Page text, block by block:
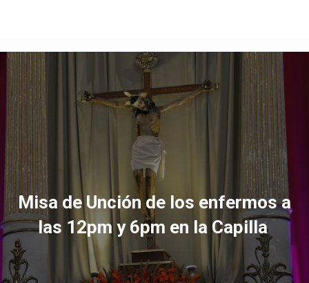
Misa de Unción de los enfermos a
las 12pm y 6pm en la Capilla